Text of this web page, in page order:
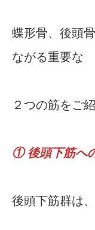
蝶形骨、後頭
ながる重要な
２つの筋をご
① 後頭下筋へ
後頭下筋群は、